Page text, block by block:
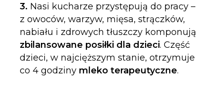
3. Nasi kucharze przystępują do pracy –
z owoców, warzyw, mięsa, strączków,
nabiału i zdrowych tłuszczy komponują
zbilansowane posiłki dla dzieci. Część
dzieci, w najcięższym stanie, otrzymuje
co 4 godziny mleko terapeutyczne.